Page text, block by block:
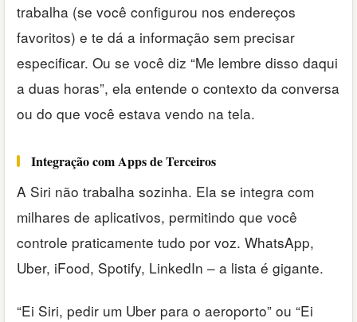
trabalha (se você configurou nos endereços
favoritos) e te dá a informação sem precisar
especificar. Ou se você diz “Me lembre disso daqui
a duas horas”, ela entende o contexto da conversa
ou do que você estava vendo na tela.
Integração com Apps de Terceiros
A Siri não trabalha sozinha. Ela se integra com
milhares de aplicativos, permitindo que você
controle praticamente tudo por voz. WhatsApp,
Uber, iFood, Spotify, LinkedIn – a lista é gigante.
“Ei Siri, pedir um Uber para o aeroporto” ou “Ei